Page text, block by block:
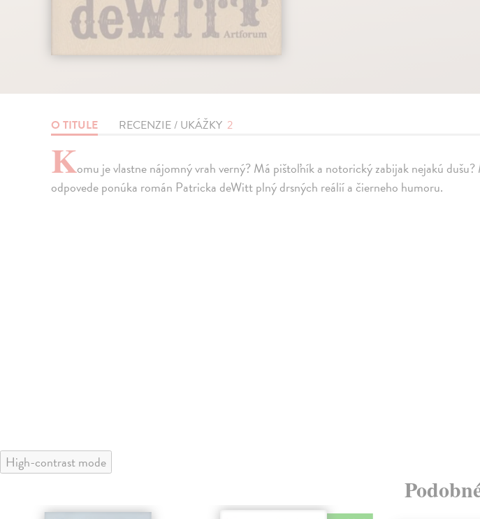
O TITULE RECENZIE / UKÁŽKY 2
Komu je vlastne nájomný vrah verný? Má pištoľník a notorický zabijak nejakú
odpovede ponúka román Patricka deWitt plný drsných reálií a čierneho humoru.
High-contrast mode